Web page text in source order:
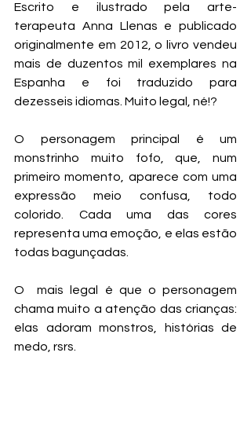
Escrito e ilustrado pela arte-
terapeuta Anna Llenas e publicado
originalmente em 2012, o livro vendeu
mais de duzentos mil exemplares na
Espanha e foi traduzido para
dezesseis idiomas. Muito legal, né!?
O personagem principal é um
monstrinho muito fofo, que, num
primeiro momento, aparece com uma
expressão meio confusa, todo
colorido. Cada uma das cores
representa uma emoção, e elas estão
todas bagunçadas.
O  mais legal é que o personagem
chama muito a atenção das crianças:
elas adoram monstros, histórias de
medo, rsrs.